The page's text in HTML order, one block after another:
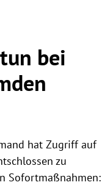
bei
hat Zugriff auf
zu
Sofortmaßnahmen: